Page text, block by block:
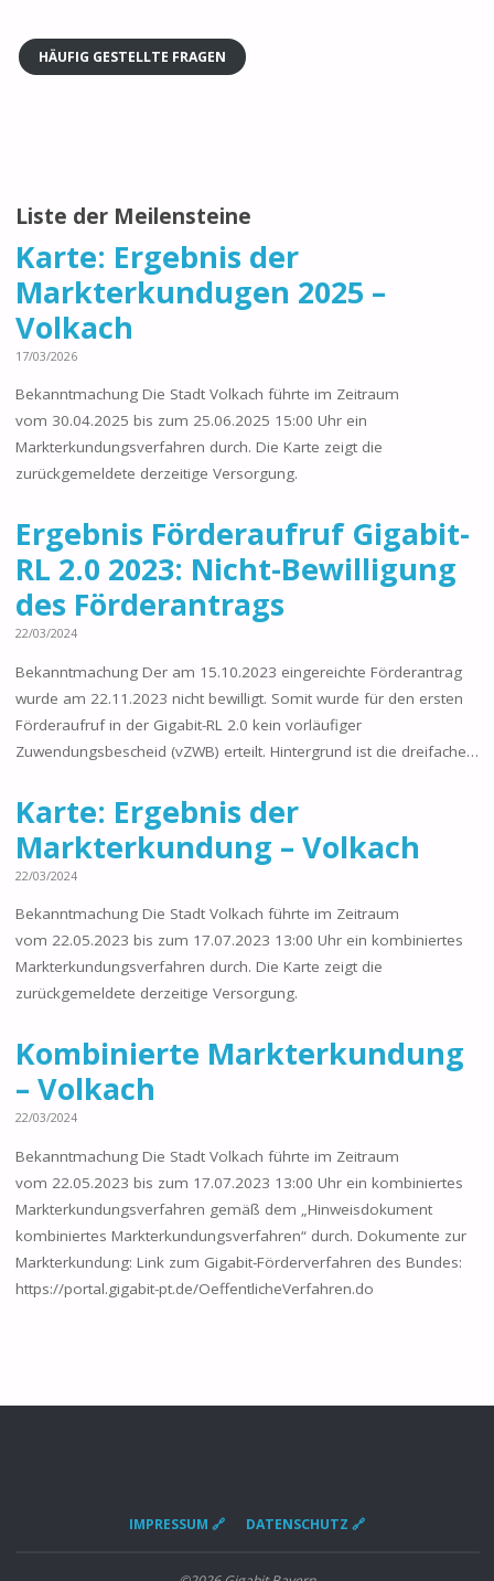
HÄUFIG GESTELLTE FRAGEN
Liste der Meilensteine
Karte: Ergebnis der
Markterkundugen 2025 –
Volkach
17/03/2026
Bekanntmachung Die Stadt Volkach führte im Zeitraum
vom 30.04.2025 bis zum 25.06.2025 15:00 Uhr ein
Markterkundungsverfahren durch. Die Karte zeigt die
zurückgemeldete derzeitige Versorgung.
Ergebnis Förderaufruf Gigabit-
RL 2.0 2023: Nicht-Bewilligung
des Förderantrags
22/03/2024
Bekanntmachung Der am 15.10.2023 eingereichte Förderantrag
wurde am 22.11.2023 nicht bewilligt. Somit wurde für den ersten
Förderaufruf in der Gigabit-RL 2.0 kein vorläufiger
Zuwendungsbescheid (vZWB) erteilt. Hintergrund ist die dreifache…
Karte: Ergebnis der
Markterkundung – Volkach
22/03/2024
Bekanntmachung Die Stadt Volkach führte im Zeitraum
vom 22.05.2023 bis zum 17.07.2023 13:00 Uhr ein kombiniertes
Markterkundungsverfahren durch. Die Karte zeigt die
zurückgemeldete derzeitige Versorgung.
Kombinierte Markterkundung
– Volkach
22/03/2024
Bekanntmachung Die Stadt Volkach führte im Zeitraum
vom 22.05.2023 bis zum 17.07.2023 13:00 Uhr ein kombiniertes
Markterkundungsverfahren gemäß dem „Hinweisdokument
kombiniertes Markterkundungsverfahren“ durch. Dokumente zur
Markterkundung: Link zum Gigabit-Förderverfahren des Bundes:
https://portal.gigabit-pt.de/OeffentlicheVerfahren.do
IMPRESSUM 🔗 DATENSCHUTZ 🔗